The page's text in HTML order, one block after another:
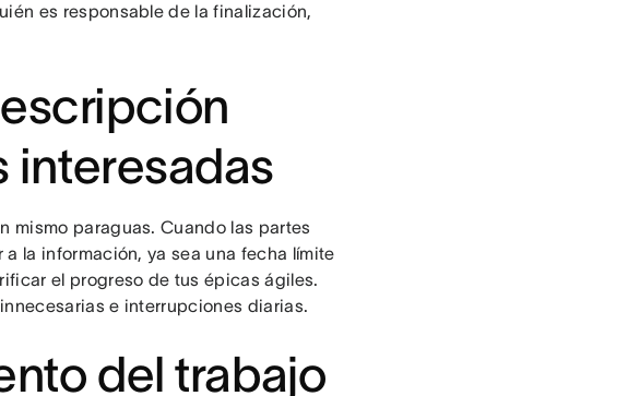
es responsable de la finalización,
interesadas
mismo paraguas. Cuando las partes
la información, ya sea una fecha límite
el progreso de tus épicas ágiles.
e interrupciones diarias.
del trabajo